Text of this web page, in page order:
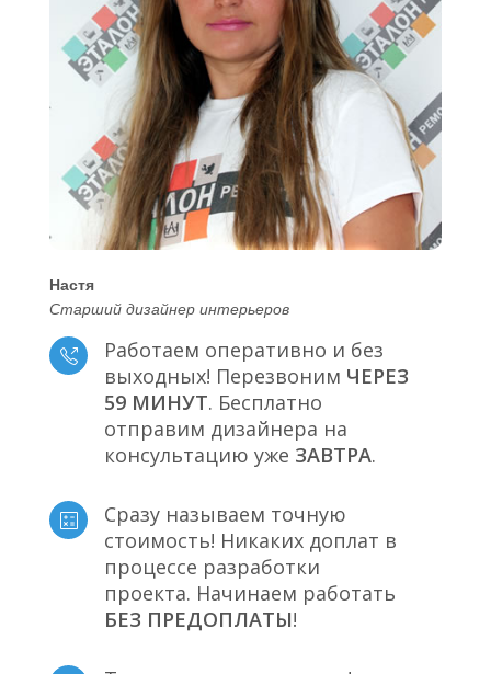
Настя
Старший дизайнер интерьеров
Работаем оперативно и без
выходных! Перезвоним ЧЕРЕЗ
59 МИНУТ. Бесплатно
отправим дизайнера на
консультацию уже ЗАВТРА.
Сразу называем точную
стоимость! Никаких доплат в
процессе разработки
проекта. Начинаем работать
БЕЗ ПРЕДОПЛАТЫ!